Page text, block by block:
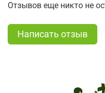
Отзывов еще никто не
Написать отзыв